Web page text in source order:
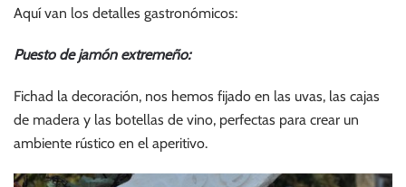
Aquí van los detalles gastronómicos:
Puesto de jamón extremeño:
Fichad la decoración, nos hemos fijado en las uvas, las cajas
de madera y las botellas de vino, perfectas para crear un
ambiente rústico en el aperitivo.